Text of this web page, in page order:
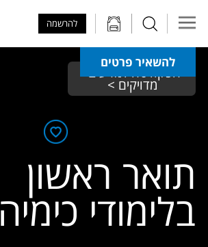
להרשמה
להשאיר פרטים
הפקולטה למדעים
מדויקים >
תואר ראשון
בלימודי כימיה